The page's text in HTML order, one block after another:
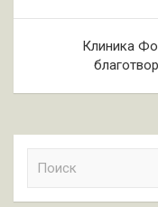
записям
Клиника